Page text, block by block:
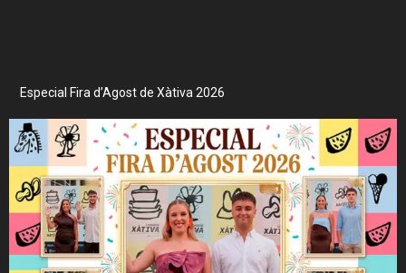
Especial Fira d’Agost de Xàtiva 2026